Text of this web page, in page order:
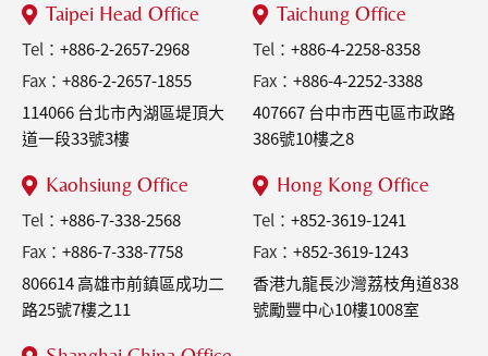
Taipei Head Office
Tel： +886-2-2657-2968
Fax： +886-2-2657-1855
114066 台北市內湖區堤頂大
道一段33號3樓
Taichung Office
Tel： +886-4-2258-8358
Fax： +886-4-2252-3388
407667 台中市西屯區市政路
386號10樓之8
Kaohsiung Office
Tel： +886-7-338-2568
Fax： +886-7-338-7758
806614 高雄市前鎮區成功二
路25號7樓之11
Hong Kong Office
Tel： +852-3619-1241
Fax： +852-3619-1243
香港九龍長沙灣荔枝角道838
號勵豐中心10樓1008室